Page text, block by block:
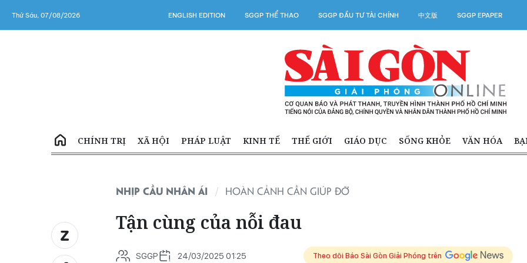
Thứ Sáu, 07/08/2026 ENGLISH EDITION SGGP THỂ THAO SGGP ĐẦU TƯ TÀI CHÍNH 中文版 SGGP EPAPER
CHÍNH TRỊ XÃ HỘI PHÁP LUẬT KINH TẾ THẾ GIỚI GIÁO DỤC SỐNG KHỎE VĂN HÓA
NHỊP CẦU NHÂN ÁI HOÀN CẢNH CẦN GIÚP ĐỠ
Tận cùng của nỗi đau
SGGP 24/03/2025 01:25 Theo dõi Báo Sài Gòn Giải Phóng trên